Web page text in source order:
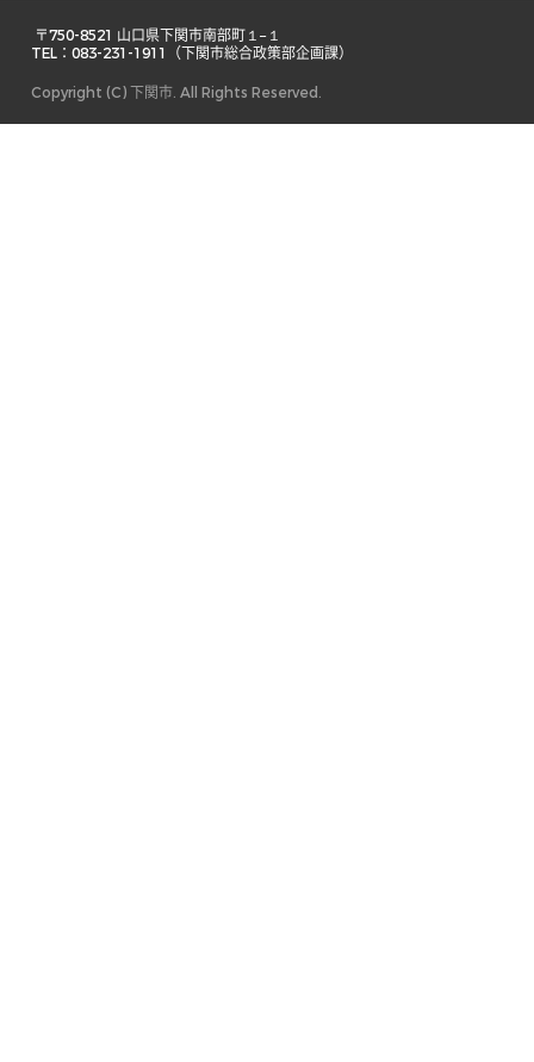
TEL：083-231-1911（下関市総合政策部企画課）
Copyright (C) 下関市. All Rights Reserved.